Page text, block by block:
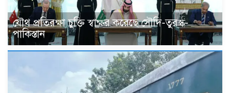
যৌথ প্রতিরক্ষা চুক্তি স্বাক্ষর করেছে সৌদি-তুরস্ক-
পাকিস্তান